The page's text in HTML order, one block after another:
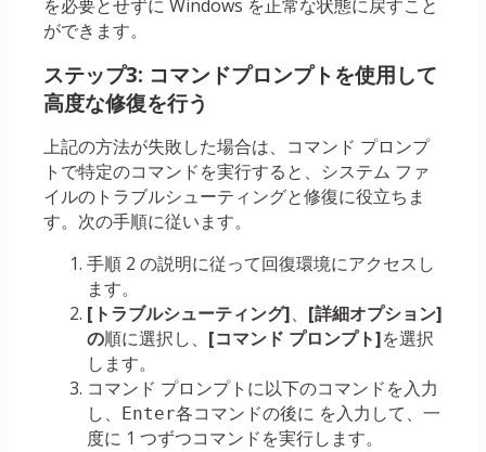
を必要とせずに Windows を正常な状態に戻すこと
ができます。
ステップ3: コマンドプロンプトを使用して
高度な修復を行う
上記の方法が失敗した場合は、コマンド プロンプ
トで特定のコマンドを実行すると、システム ファ
イルのトラブルシューティングと修復に役立ちま
す。次の手順に従います。
手順 2 の説明に従って回復環境にアクセスし
ます。
[トラブルシューティング]、 [詳細オプション]
の順に選択し、 [コマンド プロンプト]を選択
します。
コマンド プロンプトに以下のコマンドを入力
し、
Enter各コマンドの後に を入力して、一
度に 1 つずつコマンドを実行します。